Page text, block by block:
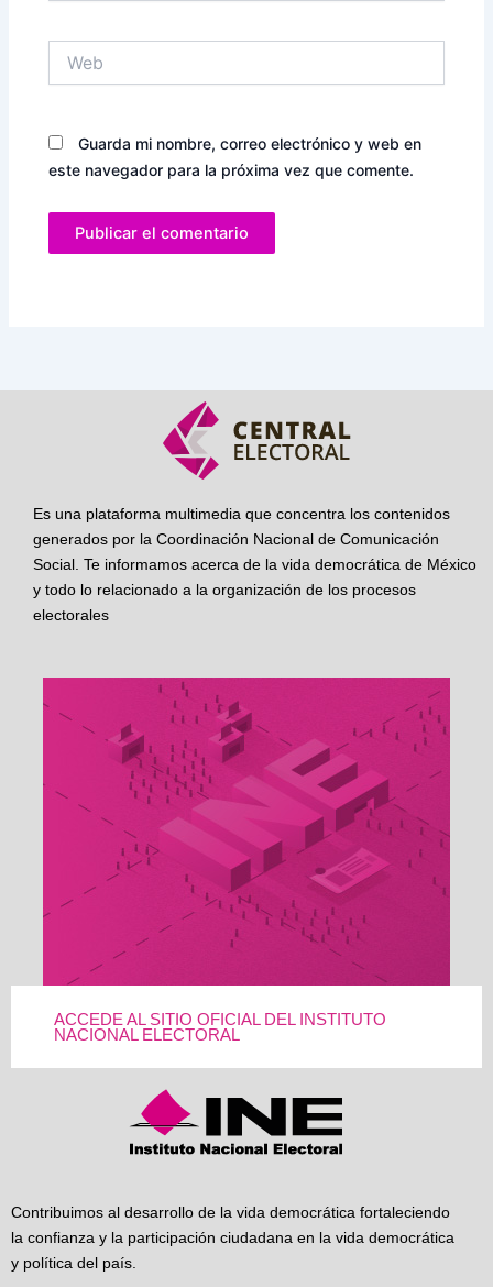
Guarda mi nombre, correo electrónico y web en
este navegador para la próxima vez que comente.
Es una plataforma multimedia que concentra los contenidos
generados por la Coordinación Nacional de Comunicación
Social. Te informamos acerca de la vida democrática de México
y todo lo relacionado a la organización de los procesos
electorales
ACCEDE AL SITIO OFICIAL DEL INSTITUTO
NACIONAL ELECTORAL
Contribuimos al desarrollo de la vida democrática fortaleciendo
la confianza y la participación ciudadana en la vida democrática
y política del país.